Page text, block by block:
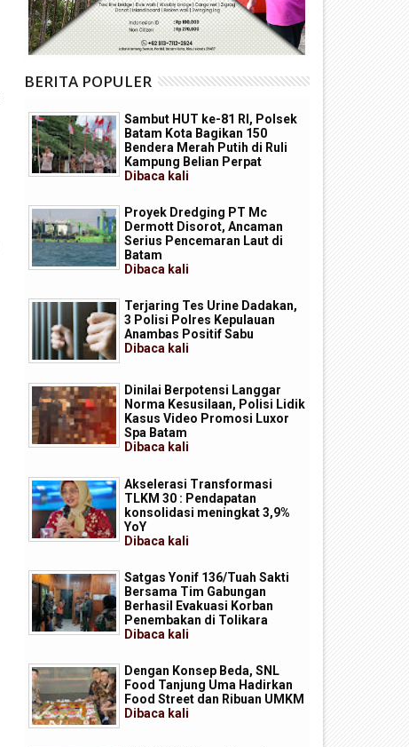
BERITA POPULER
Sambut HUT ke-81 RI, Polsek
Batam Kota Bagikan 150
Bendera Merah Putih di Ruli
Kampung Belian Perpat
Dibaca kali
Proyek Dredging PT Mc
Dermott Disorot, Ancaman
Serius Pencemaran Laut di
Batam
Dibaca kali
Terjaring Tes Urine Dadakan,
3 Polisi Polres Kepulauan
Anambas Positif Sabu
Dibaca kali
Dinilai Berpotensi Langgar
Norma Kesusilaan, Polisi Lidik
Kasus Video Promosi Luxor
Spa Batam
Dibaca kali
Akselerasi Transformasi
TLKM 30 : Pendapatan
konsolidasi meningkat 3,9%
YoY
Dibaca kali
Satgas Yonif 136/Tuah Sakti
Bersama Tim Gabungan
Berhasil Evakuasi Korban
Penembakan di Tolikara
Dibaca kali
Dengan Konsep Beda, SNL
Food Tanjung Uma Hadirkan
Food Street dan Ribuan UMKM
Dibaca kali